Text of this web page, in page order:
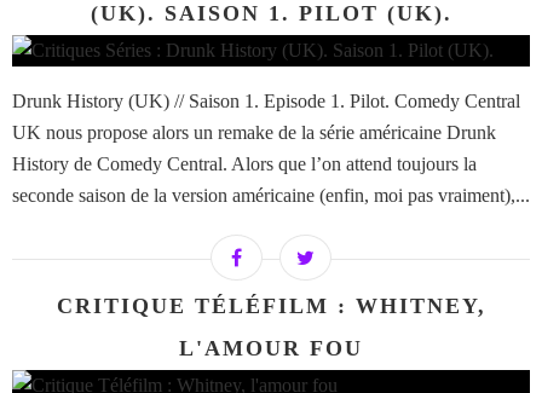
(UK). SAISON 1. PILOT (UK).
Drunk History (UK) // Saison 1. Episode 1. Pilot. Comedy Central
UK nous propose alors un remake de la série américaine Drunk
History de Comedy Central. Alors que l’on attend toujours la
seconde saison de la version américaine (enfin, moi pas vraiment),...
CRITIQUE TÉLÉFILM : WHITNEY,
L'AMOUR FOU